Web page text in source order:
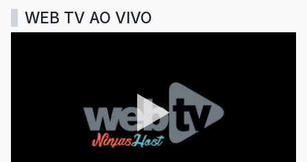
WEB TV AO VIVO